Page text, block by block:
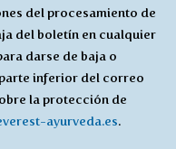
del procesamiento de
del boletín en cualquier
darse de baja o
inferior del correo
la protección de
ayurveda.es.